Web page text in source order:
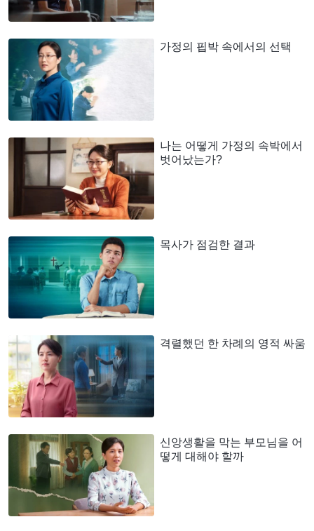
가정의 핍박 속에서의 선택
나는 어떻게 가정의 속박에서
벗어났는가?
목사가 점검한 결과
격렬했던 한 차례의 영적 싸움
신앙생활을 막는 부모님을 어
떻게 대해야 할까